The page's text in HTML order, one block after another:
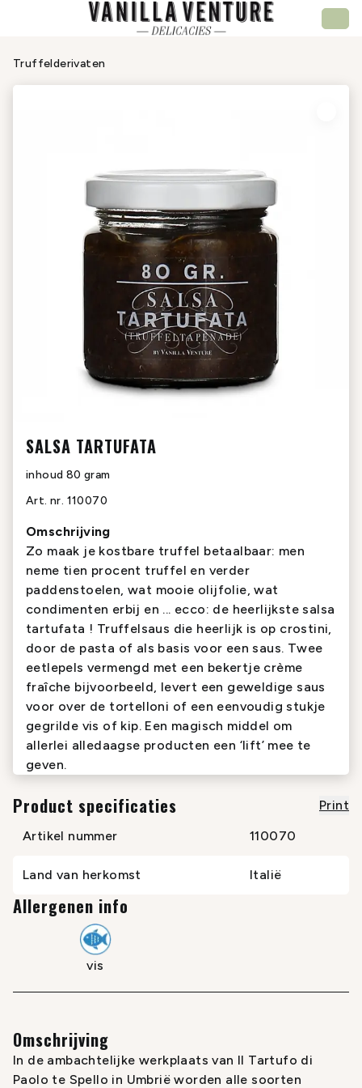
Truffelderivaten
SALSA TARTUFATA
inhoud 80 gram
Art. nr. 110070
Omschrijving
Zo maak je kostbare truffel betaalbaar: men
neme tien procent truffel en verder
paddenstoelen, wat mooie olijfolie, wat
condimenten erbij en ... ecco: de heerlijkste salsa
tartufata ! Truffelsaus die heerlijk is op crostini,
door de pasta of als basis voor een saus. Twee
eetlepels vermengd met een bekertje crème
fraîche bijvoorbeeld, levert een geweldige saus
voor over de tortelloni of een eenvoudig stukje
gegrilde vis of kip. Een magisch middel om
allerlei alledaagse producten een ‘lift’ mee te
geven.
Product specificaties
Print
Artikel nummer
110070
Land van herkomst Italië
Allergenen info
vis
Omschrijving
In de ambachtelijke werkplaats van Il Tartufo di
Paolo te Spello in Umbrië worden alle soorten